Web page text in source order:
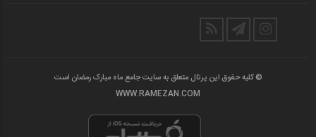
© کلیه حقوق این پرتال متعلق به سایت جامع ماه مبارک رمضان است
WWW.RAMEZAN.COM